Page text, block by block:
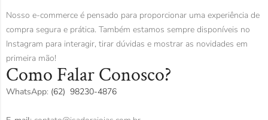
Nosso e-commerce é pensado para proporcionar uma experiência de
compra segura e prática. Também estamos sempre disponíveis no
Instagram para interagir, tirar dúvidas e mostrar as novidades em
primeira mão!
Como Falar Conosco?
WhatsApp: (62) 98230-4876